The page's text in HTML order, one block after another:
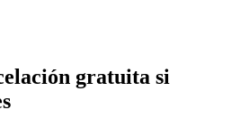
gratuita si